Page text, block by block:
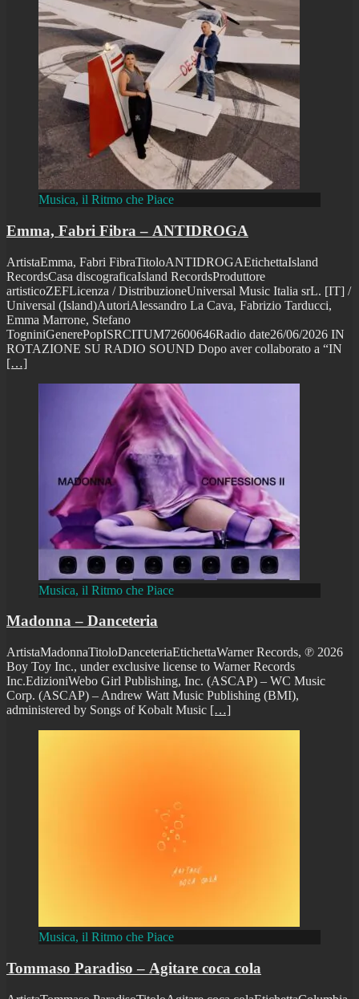
Musica, il Ritmo che Piace
Emma, Fabri Fibra – ANTIDROGA
ArtistaEmma, Fabri FibraTitoloANTIDROGAEtichettaIsland
RecordsCasa discograficaIsland RecordsProduttore
artisticoZEFLicenza / DistribuzioneUniversal Music Italia srL. [IT] /
Universal (Island)AutoriAlessandro La Cava, Fabrizio Tarducci,
Emma Marrone, Stefano
TogniniGenerePopISRCITUM72600646Radio date26/06/2026 IN
ROTAZIONE SU RADIO SOUND Dopo aver collaborato a “IN
[…]
Musica, il Ritmo che Piace
Madonna – Danceteria
ArtistaMadonnaTitoloDanceteriaEtichettaWarner Records, ℗ 2026
Boy Toy Inc., under exclusive license to Warner Records
Inc.EdizioniWebo Girl Publishing, Inc. (ASCAP) – WC Music
Corp. (ASCAP) – Andrew Watt Music Publishing (BMI),
administered by Songs of Kobalt Music […]
Musica, il Ritmo che Piace
Tommaso Paradiso – Agitare coca cola